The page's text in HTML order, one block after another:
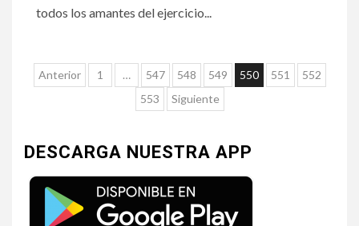
todos los amantes del ejercicio...
Anterior 1 … 547 548 549 550 551
552
553
Siguiente
DESCARGA NUESTRA APP